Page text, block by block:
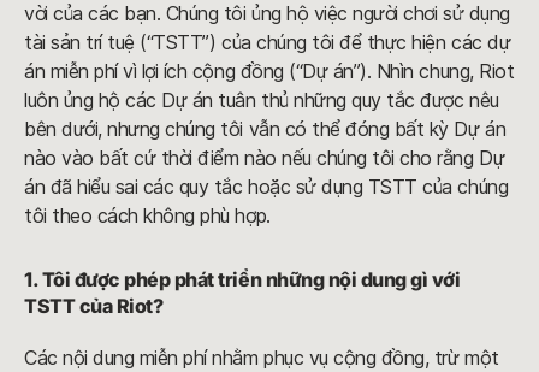
vời của các bạn. Chúng tôi ủng hộ việc người chơi sử dụng
tài sản trí tuệ (“TSTT”) của chúng tôi để thực hiện các dự
án miễn phí vì lợi ích cộng đồng (“Dự án”). Nhìn chung, Riot
luôn ủng hộ các Dự án tuân thủ những quy tắc được nêu
bên dưới, nhưng chúng tôi vẫn có thể đóng bất kỳ Dự án
nào vào bất cứ thời điểm nào nếu chúng tôi cho rằng Dự
án đã hiểu sai các quy tắc hoặc sử dụng TSTT của chúng
tôi theo cách không phù hợp.
1. Tôi được phép phát triển những nội dung gì với
TSTT của Riot?
Các nội dung miễn phí nhằm phục vụ cộng đồng, trừ một